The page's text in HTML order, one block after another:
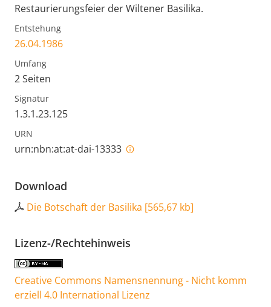
Restaurierungsfeier der Wiltener Basilika.
Entstehung
26.04.1986
Umfang
2 Seiten
Signatur
1.3.1.23.125
URN
urn:nbn:at:at-dai-13333
Download
Die Botschaft der Basilika [565,67 kb]
Lizenz-/Rechtehinweis
Creative Commons Namensnennung - Nicht komm
erziell 4.0 International Lizenz